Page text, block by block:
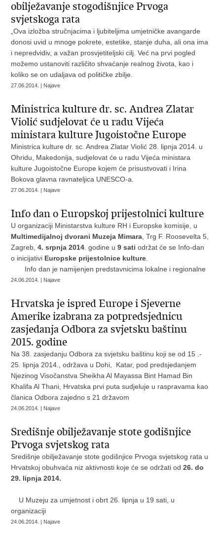
obilježavanje stogodišnjice Prvoga
svjetskoga rata
„Ova izložba stručnjacima i ljubiteljima umjetničke avangarde
donosi uvid u mnoge pokrete, estetike, stanje duha, ali ona ima
i nepredvidiv, a važan prosvjetiteljski cilj. Već na prvi pogled
možemo ustanoviti različito shvaćanje realnog života, kao i
koliko se on udaljava od političke zbilje.
27.06.2014. | Najave
Ministrica kulture dr. sc. Andrea Zlatar
Violić sudjelovat će u radu Vijeća
ministara kulture Jugoistočne Europe
Ministrica kulture dr. sc. Andrea Zlatar Violić 28. lipnja 2014. u
Ohridu, Makedonija, sudjelovat će u radu Vijeća ministara
kulture Jugoistočne Europe kojem će prisustvovati i Irina
Bokova glavna ravnateljica UNESCO-a.
27.06.2014. | Najave
Info dan o Europskoj prijestolnici kulture
U organizaciji Ministarstva kulture RH i Europske komisije, u
Multimedijalnoj dvorani Muzeja Mimara , Trg F. Roosevelta 5,
Zagreb,4. srpnja 2014 . godine u9 sati održat će se Info-dan
o inicijativi Europske prijestolnice kulture
Info dan je namijenjen predstavnicima lokalne i regionalne
24.06.2014. | Najave
Hrvatska je ispred Europe i Sjeverne
Amerike izabrana za potpredsjednicu
zasjedanja Odbora za svjetsku baštinu
2015. godine
Na 38. zasjedanju Odbora za svjetsku baštinu koji se od 15 .-
25. lipnja 2014., održava u Dohi, Katar, pod predsjedanjem
Njezinog Visočanstva Sheikha Al Mayassa Bint Hamad Bin
Khalifa Al Thani, Hrvatska prvi puta sudjeluje u raspravama kao
članica Odbora zajedno s 21 državom
24.06.2014. | Najave
Središnje obilježavanje stote godišnjice
Prvoga svjetskog rata
Središnje obilježavanje stote godišnjice Prvoga svjetskog rata u
Hrvatskoj obuhvaća niz aktivnosti koje će se održati od26. do
29. lipnja 2014.
U Muzeju za umjetnost i obrt 26. lipnja u 19 sati, u
organizaciji
24.06.2014. | Najave